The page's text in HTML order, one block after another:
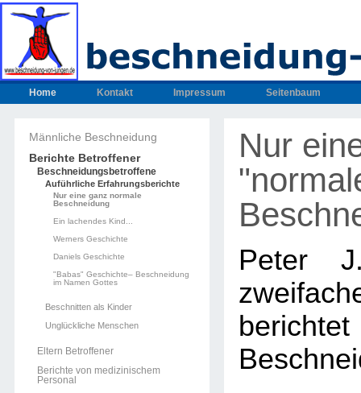
Home Kontakt Impressum Seitenbaum
Männliche Beschneidung
Berichte Betroffener
Beschneidungsbetroffene
Auführliche Erfahrungsberichte
Nur eine ganz normale
Beschneidung
Ein lachendes Kind...
Werners Geschichte
Daniels Geschichte
"Babas" Geschichte– Beschneidung
im Namen Gottes
Beschnitten als Kinder
Unglückliche Menschen
Eltern Betroffener
Berichte von medizinischem
Personal
Nur
Peter